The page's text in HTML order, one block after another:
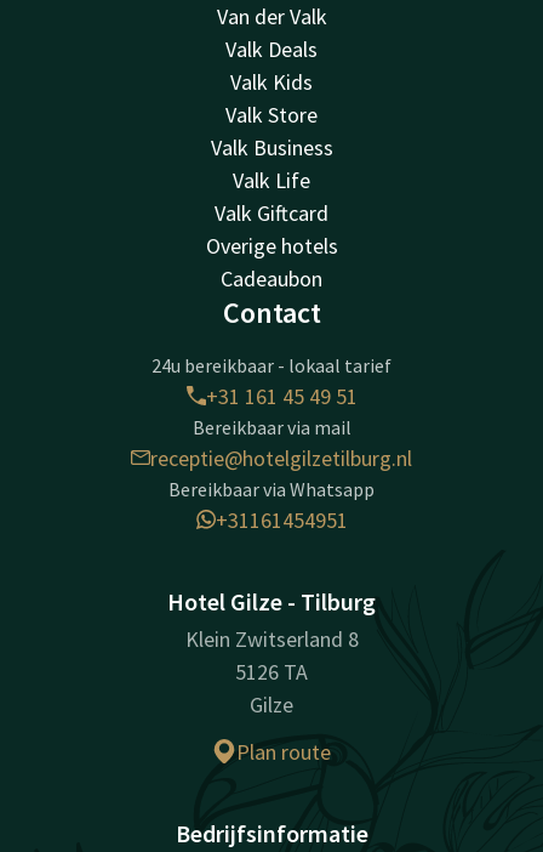
Van der Valk
Valk Deals
Valk Kids
Valk Store
Valk Business
Valk Life
Valk Giftcard
Overige hotels
Cadeaubon
Contact
24u bereikbaar - lokaal tarief
+31 161 45 49 51
Bereikbaar via mail
receptie@hotelgilzetilburg.nl
Bereikbaar via Whatsapp
+31161454951
Hotel Gilze - Tilburg
Klein Zwitserland 8
5126 TA
Gilze
Plan route
Bedrijfsinformatie